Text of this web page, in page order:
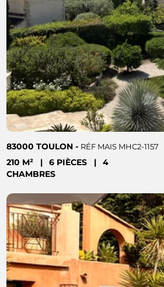
83000 TOULON - RÉF MAIS MHC2-1157
210 M² | 6 PIÈCES |
4
CHAMBRES